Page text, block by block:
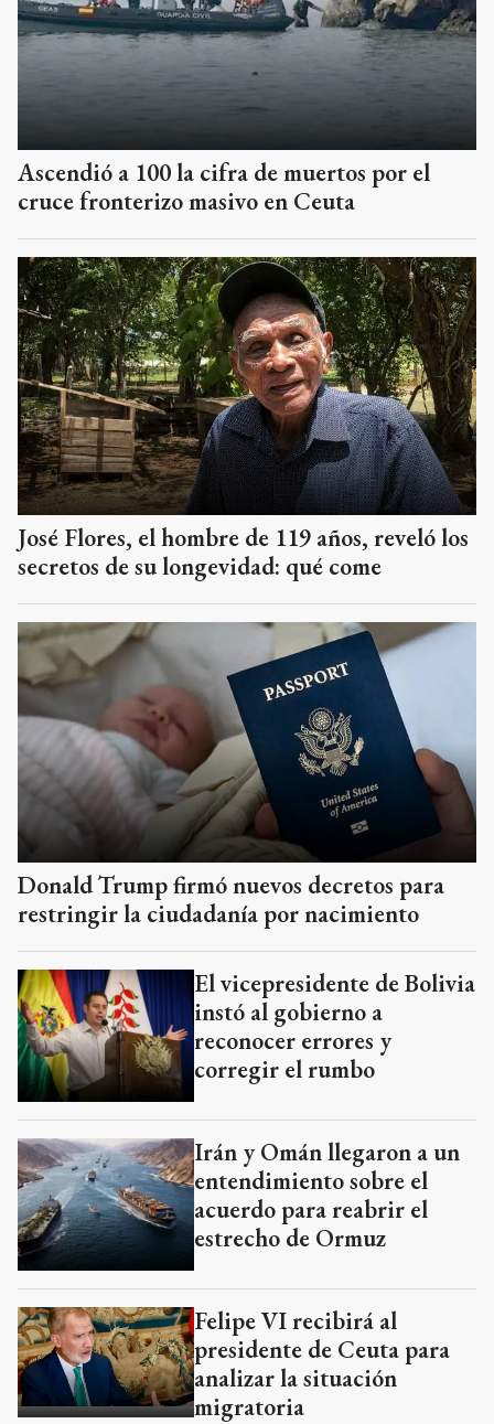
Ascendió a 100 la cifra de muertos por el
cruce fronterizo masivo en Ceuta
José Flores, el hombre de 119 años, reveló los
secretos de su longevidad: qué come
Donald Trump firmó nuevos decretos para
restringir la ciudadanía por nacimiento
El vicepresidente de Bolivia
instó al gobierno a
reconocer errores y
corregir el rumbo
Irán y Omán llegaron a un
entendimiento sobre el
acuerdo para reabrir el
estrecho de Ormuz
Felipe VI recibirá al
presidente de Ceuta para
analizar la situación
migratoria